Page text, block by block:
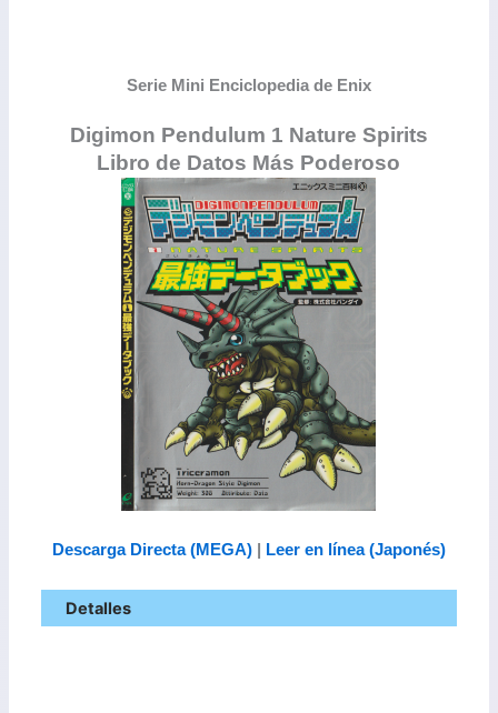
Serie Mini Enciclopedia de Enix
Digimon Pendulum 1 Nature Spirits
Libro de Datos Más Poderoso
Descarga Directa (MEGA)| Leer en línea (Japonés)
Detalles